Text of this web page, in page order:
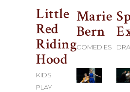
Little
Red
Riding
Hood
KIDS
PLAY
Marie
Bern
COMEDIES